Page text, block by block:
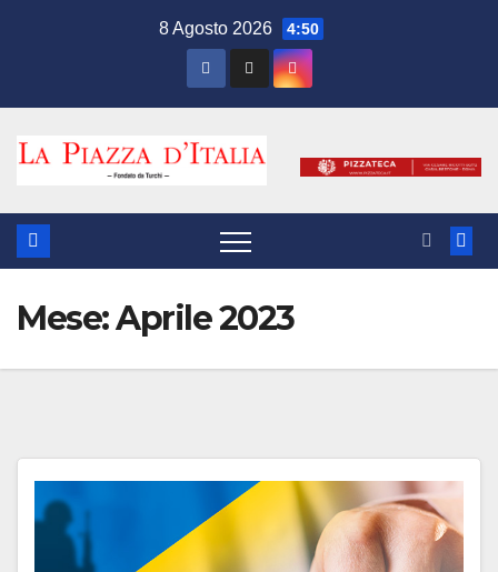
8 Agosto 2026 4:50
Mese:Aprile 2023